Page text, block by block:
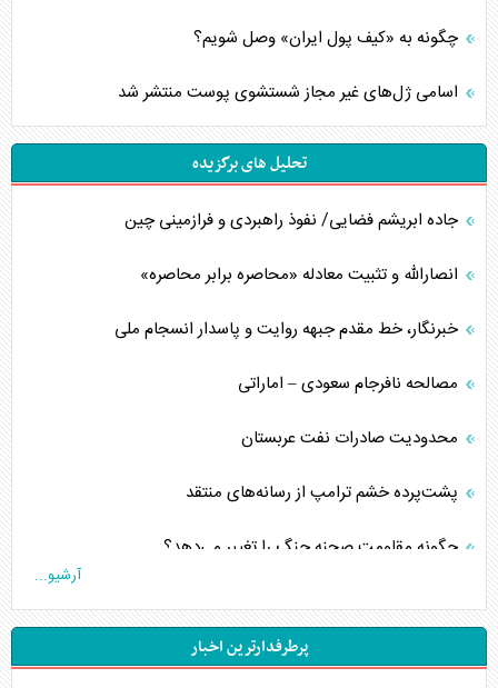
چگونه به «کیف پول ایران» وصل شویم؟
اسامی ژل‌های غیر مجاز شستشوی پوست منتشر شد
تحلیل های برگزیده
جاده ابریشم فضایی/ نفوذ راهبردی و فرازمینی چین
انصارالله و تثبیت معادله «محاصره برابر محاصره»
خبرنگار، خط مقدم جبهه روایت و پاسدار انسجام ملی
مصالحه نافرجام سعودی – اماراتی
محدودیت صادرات نفت عربستان
پشت‌پرده خشم ترامپ از رسانه‌های منتقد
چگونه مقاومت صحنه جنگ را تغییر می‌دهد؟
جنگ رمضان و معضل حضور نظامیان آمریکایی
تحلیل جامع پدیده تراستی‌ها
آرشیو...
پرطرفدارترین اخبار